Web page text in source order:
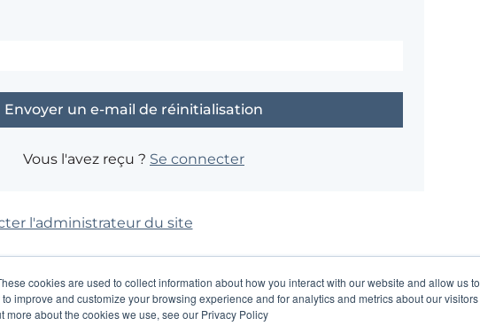
cookies are used to collect information about how you interact with our website and allow us to
improve and customize your browsing experience and for analytics and metrics about our visitors
about the cookies we use, see our Privacy Policy
Vous l'avez reçu ? Se connecter
l'administrateur du site